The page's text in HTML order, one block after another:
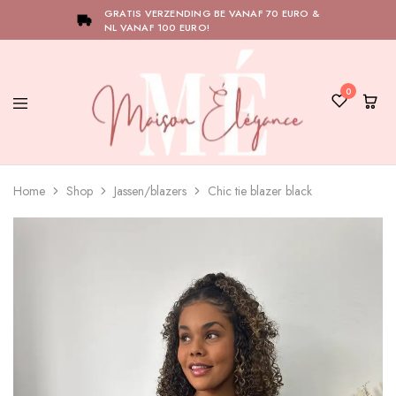
GRATIS VERZENDING BE VANAF 70 EURO &
NL VANAF 100 EURO!
Maison
Élégance
Bij
Maison
Élégance
0
Home Shop Jassen/blazers Chic tie blazer black